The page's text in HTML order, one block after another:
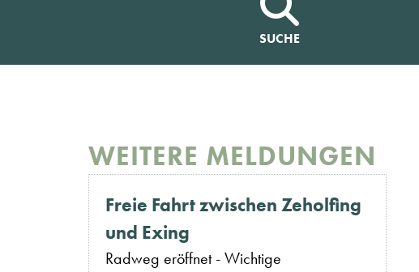
SUCHE
WEITERE MELDUNGEN
Freie Fahrt zwischen Zeholfing
und Exing
Radweg eröffnet - Wichtige